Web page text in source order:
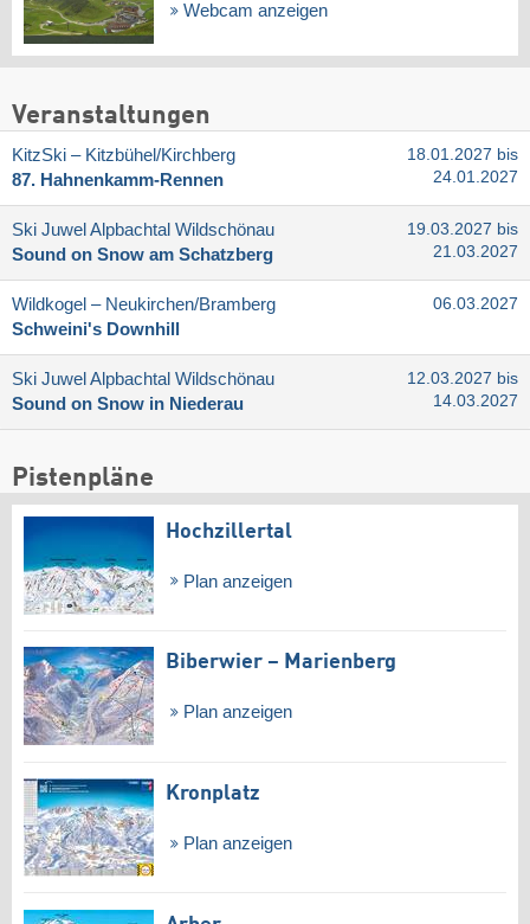
Webcam anzeigen
Veranstaltungen
KitzSki – Kitzbühel/​Kirchberg
87. Hahnenkamm-Rennen
18.01.2027 bis
24.01.2027
Ski Juwel Alpbachtal Wildschönau
Sound on Snow am Schatzberg
19.03.2027 bis
21.03.2027
Wildkogel – Neukirchen/​Bramberg
Schweini's Downhill
06.03.2027
Ski Juwel Alpbachtal Wildschönau
Sound on Snow in Niederau
12.03.2027 bis
14.03.2027
Pistenpläne
Hochzillertal
Plan anzeigen
Biberwier – Marienberg
Plan anzeigen
Kronplatz
Plan anzeigen